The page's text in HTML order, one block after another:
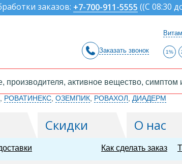
заказов: +7-700-911-5555 ((С 08:30
Заказать звонок 1%
РОВАТИНЕКС ОЗЕМПИК РОВАХОЛ ДИАДЕРМ
Скидки О нас
Как сделать заказ